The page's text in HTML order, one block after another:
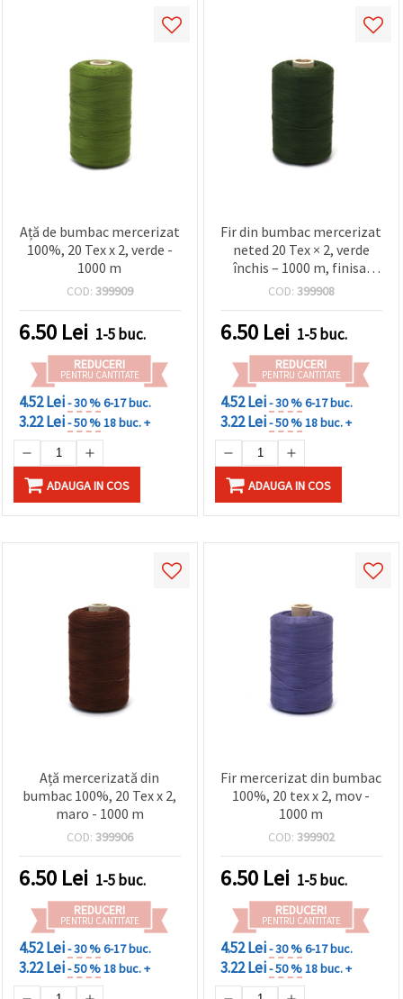
Ață de bumbac mercerizat
100%, 20 Tex x 2, verde -
1000 m
COD: 399909
6.50 Lei 1-5 buc.
REDUCERI
PENTRU CANTITATE
4.52 Lei- 30 %6-17 buc.
3.22 Lei- 50 %18 buc. +
ADAUGA IN COS
Fir din bumbac mercerizat
neted 20 Tex × 2, verde
închis – 1000 m, finisaj
lucios și rezistent
COD: 399908
6.50 Lei 1-5 buc.
REDUCERI
PENTRU CANTITATE
4.52 Lei- 30 %6-17 buc.
3.22 Lei- 50 %18 buc. +
ADAUGA IN COS
Ață mercerizată din
bumbac 100%, 20 Tex x 2,
maro - 1000 m
COD: 399906
6.50 Lei 1-5 buc.
REDUCERI
PENTRU CANTITATE
4.52 Lei- 30 %6-17 buc.
3.22 Lei- 50 %18 buc. +
Fir mercerizat din bumbac
100%, 20 tex x 2, mov -
1000 m
COD: 399902
6.50 Lei 1-5 buc.
REDUCERI
PENTRU CANTITATE
4.52 Lei- 30 %6-17 buc.
3.22 Lei- 50 %18 buc. +